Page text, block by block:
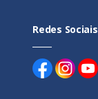
Redes Sociais